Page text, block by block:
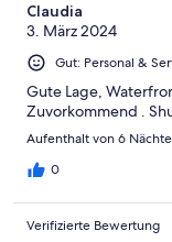
Claudia
3. März 2024
Gut: Personal &
Gute Lage,
Zuvorkommend .
Aufenthalt von 6
0
Verifizierte Bewertung